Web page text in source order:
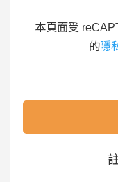
本頁面受
的隱